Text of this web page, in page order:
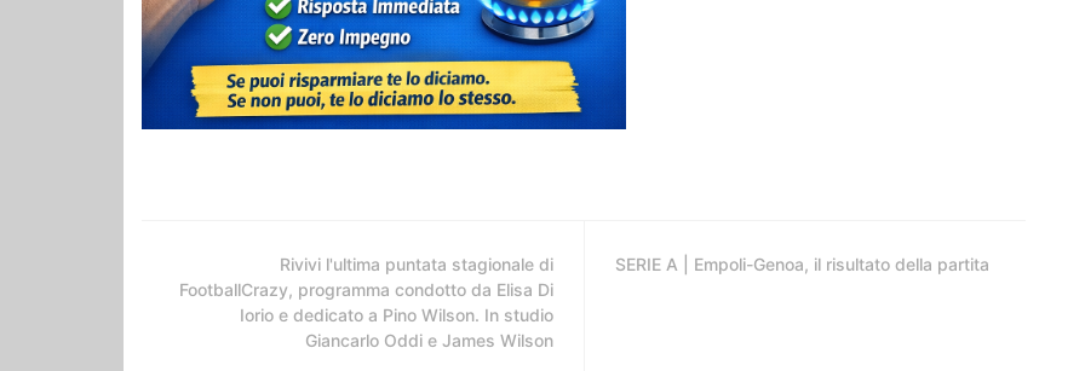
Rivivi l'ultima puntata stagionale di
FootballCrazy, programma condotto da Elisa Di
Iorio e dedicato a Pino Wilson. In studio
Giancarlo Oddi e James Wilson
SERIE A | Empoli-Genoa, il risultato della partita